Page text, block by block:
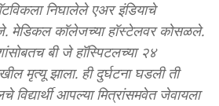
निघालेले एअर इंडियाचे
मेडिकल कॉलेजच्या हॉस्टेलवर कोसळले.
बी जे हॉस्पिटलच्या २४
मृत्यू झाला. ही दुर्घटना घडली ती
विद्यार्थी आपल्या मित्रांसमवेत जेवायला